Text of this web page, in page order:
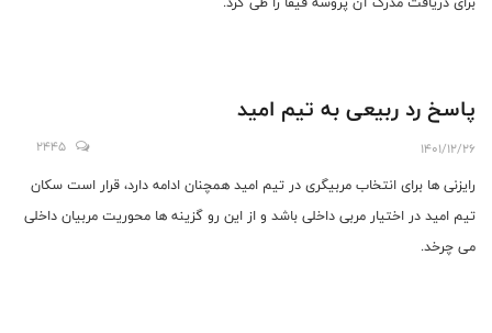
پاسخ رد ربیعی به تیم امید
1401/12/26
2445
رایزنی ها برای انتخاب مربیگری در تیم امید همچنان ادامه دارد، قرار است سکان
تیم امید در اختیار مربی داخلی باشد و از این رو گزینه ها محوریت مربیان داخلی
می چرخد.